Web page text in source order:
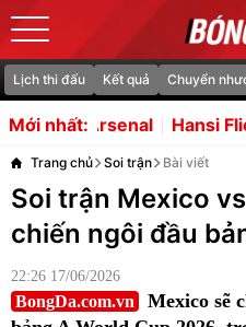
Lịch thi đấu Kết quả Chuyển
Mới nhất:
Hansi Flick đang mạo
Trang chủ Soi trận Bài viết
Soi trận Mexico
chiến ngôi đầu
22:26 17/06/2026
BongDa.com.vn
Mexico sẽ